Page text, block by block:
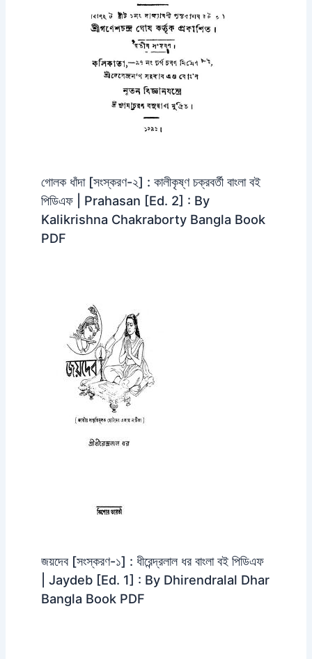
গোলক ধাঁদা [সংস্করণ-২] : কালীকৃষ্ণ চক্রবর্তী বাংলা বই
পিডিএফ | Prahasan [Ed. 2] : By
Kalikrishna Chakraborty Bangla Book
PDF
জয়দেব [সংস্করণ-১] : ধীরেন্দ্রলাল ধর বাংলা বই পিডিএফ
| Jaydeb [Ed. 1] : By Dhirendralal Dhar
Bangla Book PDF